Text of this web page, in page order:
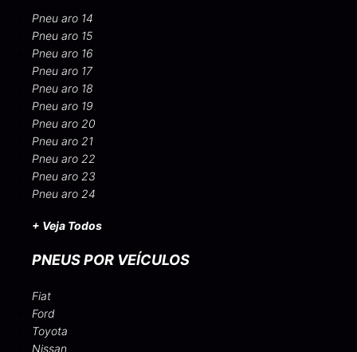
Pneu aro 14
Pneu aro 15
Pneu aro 16
Pneu aro 17
Pneu aro 18
Pneu aro 19
Pneu aro 20
Pneu aro 21
Pneu aro 22
Pneu aro 23
Pneu aro 24
+ Veja Todos
PNEUS POR VEÍCULOS
Fiat
Ford
Toyota
Nissan